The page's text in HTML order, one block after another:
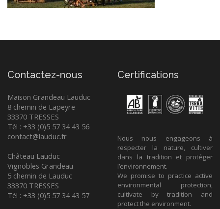
Contactez-nous
Maison Grandeau Lauduc
8 chemin de Lapeyre
33370 TRESSES
Tél : +33 (0)5 57 34 43 56
contact@lauduc.fr
Château Lauduc
Vignobles Grandeau
5 chemin de Lauduc
33370 TRESSES
Tél : +33 (0)5 57 34 43 57
Certifications
Nous nous engageons à
respecter la nature, cultiver
dans la tradition et protéger
l’environnement.
We promise to practice active
environmental protection,
cultivate by tradition and
protect the environment.